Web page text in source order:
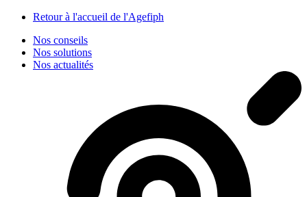
Retour à l'accueil de l'Agefiph
Nos conseils
Nos solutions
Nos actualités